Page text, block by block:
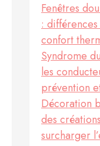
Fenêtres
:
confort
Syndrome
les
prévention
Décoration
des
surcharger